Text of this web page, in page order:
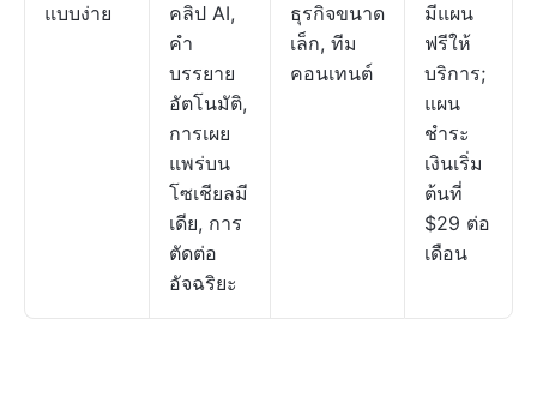
แบบง่าย
คลิป AI,
คำ
บรรยาย
อัตโนมัติ,
การเผย
แพร่บน
โซเชียลมี
เดีย, การ
ตัดต่อ
อัจฉริยะ
ธุรกิจขนาด
เล็ก, ทีม
คอนเทนต์
มีแผน
ฟรีให้
บริการ;
แผน
ชำระ
เงินเริ่ม
ต้นที่
$29 ต่อ
เดือน